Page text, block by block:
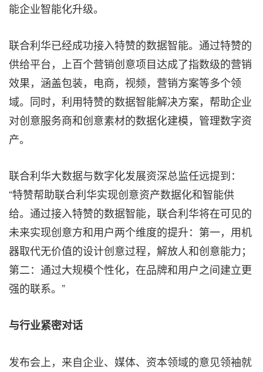
能企业智能化升级。
联合利华已经成功接入特赞的数据智能。通过特赞的
供给平台，上百个营销创意项目达成了指数级的营销
效果，涵盖包装，电商，视频，营销方案等多个领
域。同时，利用特赞的数据智能解决方案，帮助企业
对创意服务商和创意素材的数据化建模，管理数字资
产。
联合利华大数据与数字化发展资深总监任远提到：
“特赞帮助联合利华实现创意资产数据化和智能供
给。通过接入特赞的数据智能，联合利华将在可见的
未来实现创意方和用户两个维度的提升：第一，用机
器取代无价值的设计创意过程，解放人和创意能力；
第二：通过大规模个性化，在品牌和用户之间建立更
强的联系。”
与行业紧密对话
发布会上，来自企业、媒体、资本领域的意见领袖就